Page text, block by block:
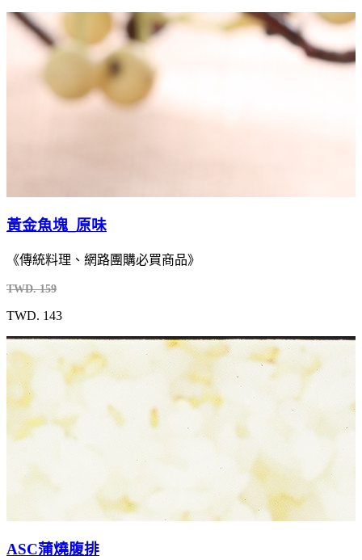
黃金魚塊_原味
《傳統料理、網路團購必買商品》
TWD. 159
TWD. 143
ASC蒲燒腹排